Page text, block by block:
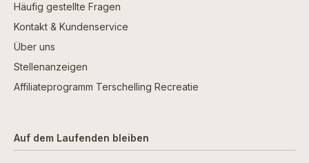
Häufig gestellte Fragen
Kontakt & Kundenservice
Über uns
Stellenanzeigen
Affiliateprogramm Terschelling Recreatie
Auf dem Laufenden bleiben